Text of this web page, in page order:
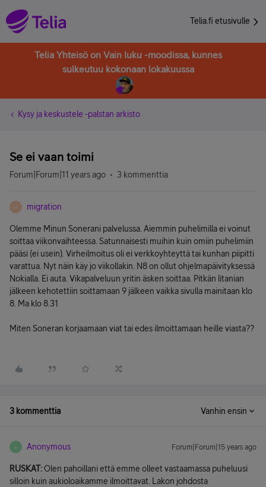
Telia.fi etusivulle
Telia Yhteisö on Vain luku -moodissa, kunnes
sulkeutuu kokonaan lokakuussa
Kysy ja keskustele -palstan arkisto
Se ei vaan toimi
Forum|Forum|11 years ago 3 kommenttia
M migration
Olemme Minun Sonerani palvelussa. Aiemmin puhelimilla ei voinut
soittaa viikonvaihteessa. Satunnaisesti muihin kuin omiin puhelimiin
pääsi (ei usein). Virheilmoitus oli ei verkkoyhteyttä tai kunhan piipitti
varattua. Nyt näin käy jo viikollakin. N8 on ollut ohjelmapäivityksessä
Nokialla. Ei auta. Vikapalveluun yritin äsken soittaa. Pitkän litanian
jälkeen kehotettiin soittamaan 9 jälkeen vaikka sivulla mainitaan klo
8. Ma klo 8.31
Miten Soneran korjaamaan viat tai edes ilmoittamaan heille viasta??
3 kommenttia Vanhin ensin
A Anonymous Forum|Forum|15 years ago
RUSKAT:Olen pahoillani että emme olleet vastaamassa puheluusi
silloin kuin aukioloaikamme ilmoittavat. Lakon johdosta